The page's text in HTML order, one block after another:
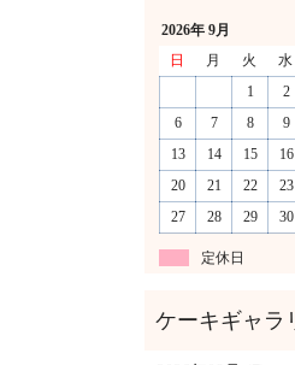
2026年 9月
日
月 火 水
1
2
6
7 8 9
13
14 15 16
20
21 22 23
27
28 29 30
定休日